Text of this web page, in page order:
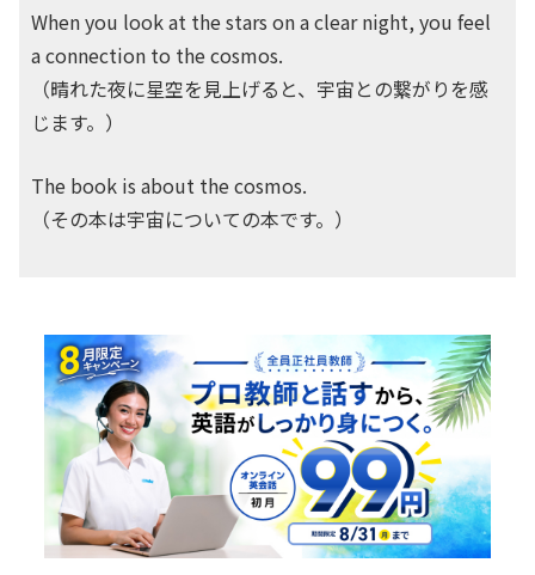
When you look at the stars on a clear night, you feel
a connection to the cosmos.
（晴れた夜に星空を見上げると、宇宙との繋がりを感
じます。）
The book is about the cosmos.
（その本は宇宙についての本です。）